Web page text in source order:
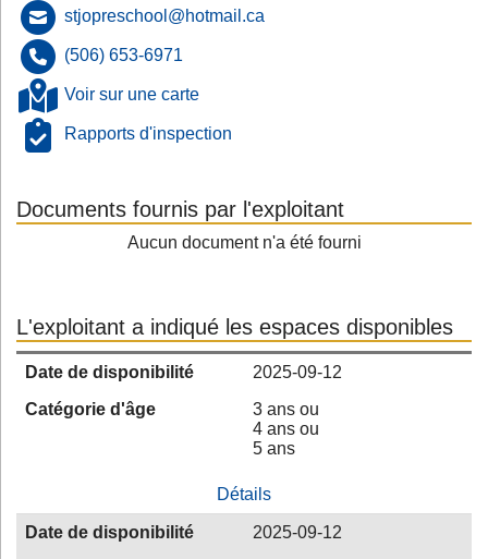
stjopreschool@hotmail.ca
(506) 653-6971
Voir sur une carte
Rapports d'inspection
Documents fournis par l'exploitant
Aucun document n'a été fourni
L'exploitant a indiqué les espaces disponibles
Date de disponibilité
2025-09-12
Catégorie d'âge
3 ans ou
4 ans ou
5 ans
Détails
Date de disponibilité
2025-09-12